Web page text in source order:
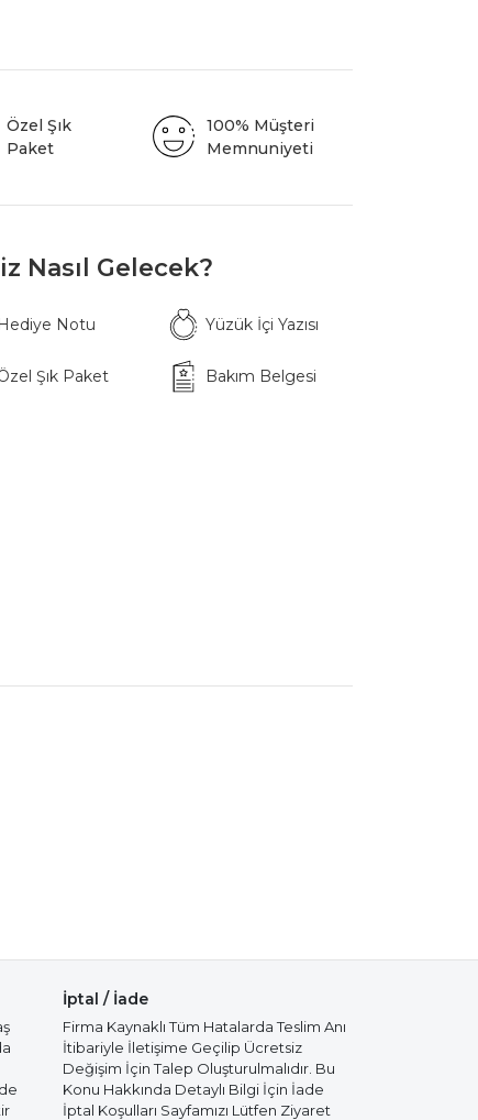
Özel Şık
Paket
100% Müşteri
Memnuniyeti
Nasıl Gelecek?
Hediye Notu Yüzük İçi Yazısı
Şık Paket Bakım Belgesi
İptal / İade
Firma Kaynaklı Tüm Hatalarda Teslim Anı
İtibariyle İletişime Geçilip Ücretsiz
Değişim İçin Talep Oluşturulmalıdır. Bu
Konu Hakkında Detaylı Bilgi İçin İade
İptal Koşulları Sayfamızı Lütfen Ziyaret